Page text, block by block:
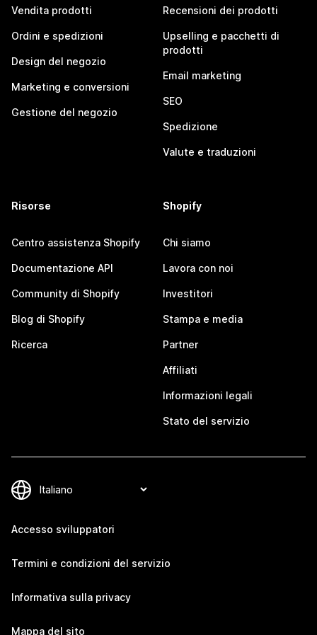
Vendita prodotti
Ordini e spedizioni
Design del negozio
Marketing e conversioni
Gestione del negozio
Recensioni dei prodotti
Upselling e pacchetti di
prodotti
Email marketing
SEO
Spedizione
Valute e traduzioni
Risorse
Centro assistenza Shopify
Documentazione API
Community di Shopify
Blog di Shopify
Ricerca
Shopify
Chi siamo
Lavora con noi
Investitori
Stampa e media
Partner
Affiliati
Informazioni legali
Stato del servizio
Accesso sviluppatori
Termini e condizioni del servizio
Informativa sulla privacy
Mappa del sito